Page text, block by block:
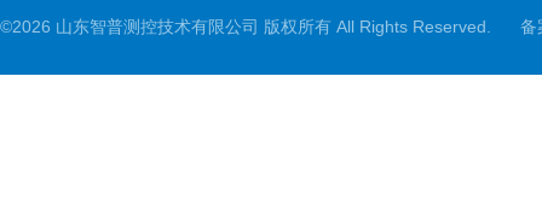
©2026 山东智普测控技术有限公司 版权所有 All Rights Reserved. 备